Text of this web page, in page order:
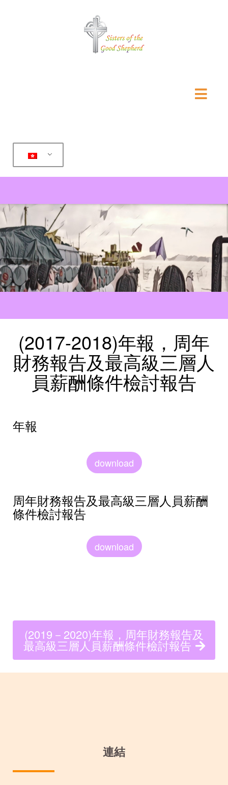
(2017-2018)年報，周年
財務報告及最高級三層人
員薪酬條件檢討報告
年報
download
周年財務報告及最高級三層人員薪酬
條件檢討報告
download
(2019－2020)年報，周年財務報告及
最高級三層人員薪酬條件檢討報告
連結